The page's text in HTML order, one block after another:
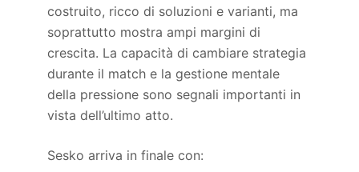
costruito, ricco di soluzioni e varianti, ma
soprattutto mostra ampi margini di
crescita. La capacità di cambiare strategia
durante il match e la gestione mentale
della pressione sono segnali importanti in
vista dell’ultimo atto.
Sesko arriva in finale con: